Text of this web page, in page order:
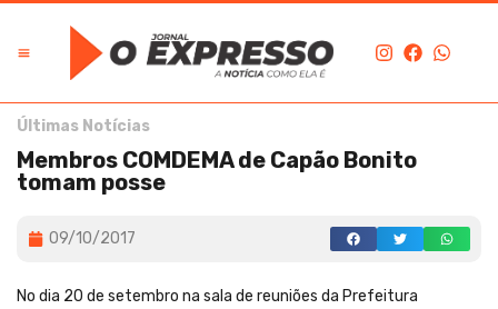
Últimas Notícias
Membros COMDEMA de Capão Bonito
tomam posse
09/10/2017
No dia 20 de setembro na sala de reuniões da Prefeitura